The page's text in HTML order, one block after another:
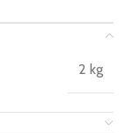
2 kg